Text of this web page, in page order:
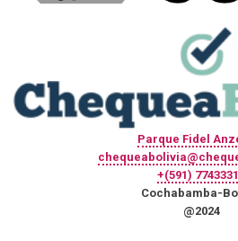
Parque Fidel
+(591)
Cochabamba-
@2024